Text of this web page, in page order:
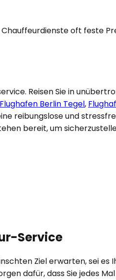
oft feste
Reisen Sie in
Flughafen Berlin Tegel,
reibungslose und
bereit, um
Service
Ziel erwarten, sei es
dafür, dass Sie jedes